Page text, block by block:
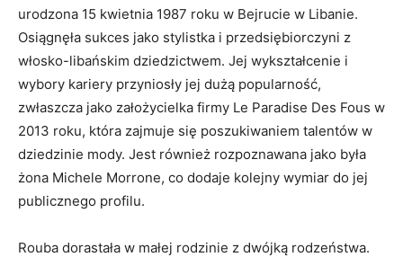
urodzona 15 kwietnia 1987 roku w Bejrucie w Libanie.
Osiągnęła sukces jako stylistka i przedsiębiorczyni z
włosko-libańskim dziedzictwem. Jej wykształcenie i
wybory kariery przyniosły jej dużą popularność,
zwłaszcza jako założycielka firmy Le Paradise Des Fous w
2013 roku, która zajmuje się poszukiwaniem talentów w
dziedzinie mody. Jest również rozpoznawana jako była
żona Michele Morrone, co dodaje kolejny wymiar do jej
publicznego profilu.
Rouba dorastała w małej rodzinie z dwójką rodzeństwa.